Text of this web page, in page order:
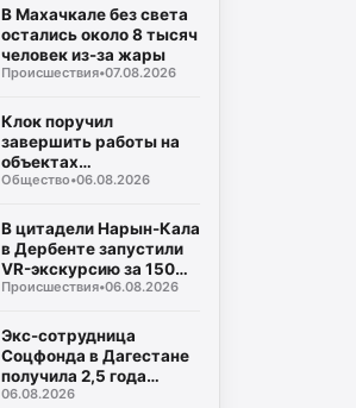
В Махачкале без света
остались около 8 тысяч
человек из-за жары
Происшествия•07.08.2026
Клок поручил
завершить работы на
объектах
водоснабжения
Общество•06.08.2026
В цитадели Нарын-Кала
в Дербенте запустили
VR-экскурсию за 150
рублей
Происшествия•06.08.2026
Экс-сотрудница
Соцфонда в Дагестане
получила 2,5 года
колонии за
06.08.2026